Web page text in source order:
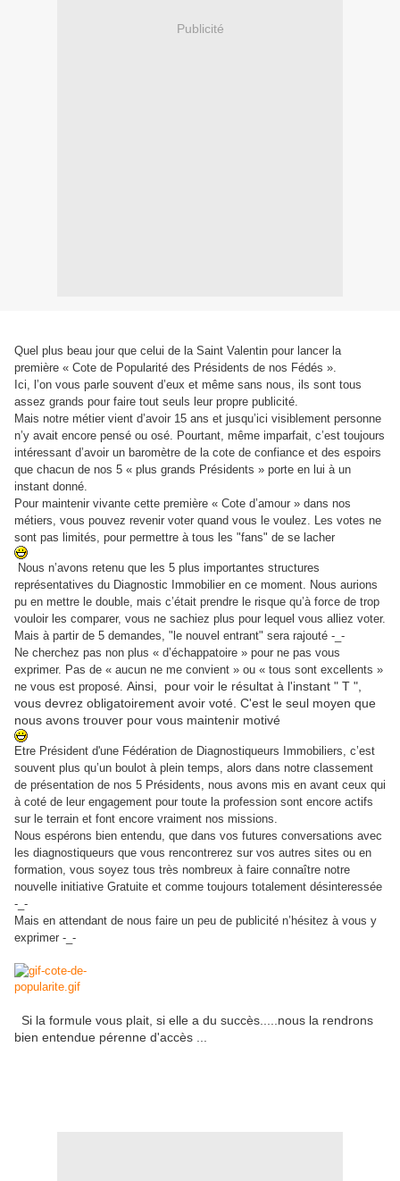
Publicité
Quel plus beau jour que celui de la Saint Valentin pour lancer la
première « Cote de Popularité des Présidents de nos Fédés ».
Ici, l’on vous parle souvent d’eux et même sans nous, ils sont tous
assez grands pour faire tout seuls leur propre publicité.
Mais notre métier vient d’avoir 15 ans et jusqu’ici visiblement personne
n’y avait encore pensé ou osé. Pourtant, même imparfait, c’est toujours
intéressant d’avoir un baromètre de la cote de confiance et des espoirs
que chacun de nos 5 « plus grands Présidents » porte en lui à un
instant donné.
Pour maintenir vivante cette première « Cote d’amour » dans nos
métiers, vous pouvez revenir voter quand vous le voulez. Les votes ne
sont pas limités, pour permettre à tous les "fans" de se lacher
Nous n’avons retenu que les 5 plus importantes structures
représentatives du Diagnostic Immobilier en ce moment. Nous aurions
pu en mettre le double, mais c’était prendre le risque qu’à force de trop
vouloir les comparer, vous ne sachiez plus pour lequel vous alliez voter.
Mais à partir de 5 demandes, "le nouvel entrant" sera rajouté -_-
Ne cherchez pas non plus « d’échappatoire » pour ne pas vous
exprimer. Pas de « aucun ne me convient » ou « tous sont excellents »
ne vous est proposé. Ainsi, pour voir le résultat à l'instant " T ",
vous devrez obligatoirement avoir voté. C'est le seul moyen que
nous avons trouver pour vous maintenir motivé
Etre Président d'une Fédération de Diagnostiqueurs Immobiliers, c’est
souvent plus qu’un boulot à plein temps, alors dans notre classement
de présentation de nos 5 Présidents, nous avons mis en avant ceux qui
à coté de leur engagement pour toute la profession sont encore actifs
sur le terrain et font encore vraiment nos missions.
Nous espérons bien entendu, que dans vos futures conversations avec
les diagnostiqueurs que vous rencontrerez sur vos autres sites ou en
formation, vous soyez tous très nombreux à faire connaître notre
nouvelle initiative Gratuite et comme toujours totalement désinteressée
-_-
Mais en attendant de nous faire un peu de publicité n’hésitez à vous y
exprimer -_-
Si la formule vous plait, si elle a du succès.....nous la rendrons
bien entendue pérenne d'accès ...